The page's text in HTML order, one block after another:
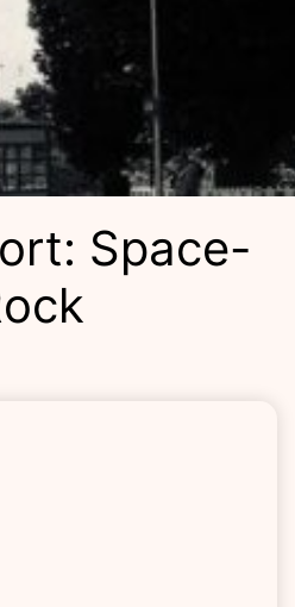
Space-